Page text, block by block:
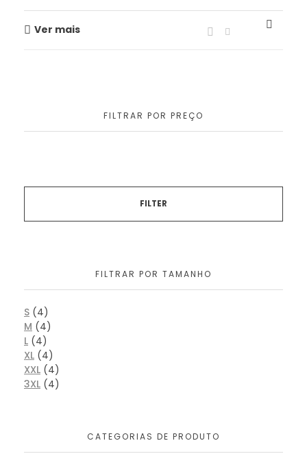
Ver mais
FILTRAR POR PREÇO
FILTER
FILTRAR POR TAMANHO
S (4)
M (4)
L (4)
XL (4)
XXL (4)
3XL (4)
CATEGORIAS DE PRODUTO